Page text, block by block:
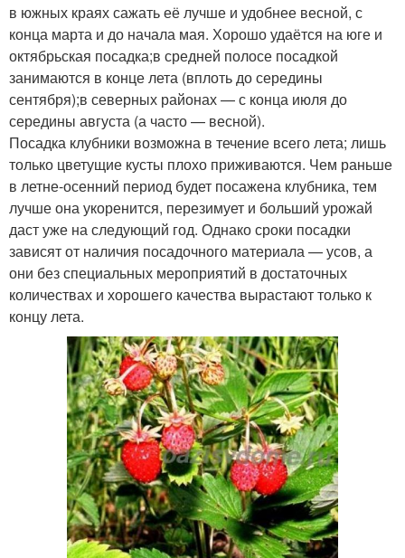
в южных краях сажать её лучше и удобнее весной, с
конца марта и до начала мая. Хорошо удаётся на юге и
октябрьская посадка;в средней полосе посадкой
занимаются в конце лета (вплоть до середины
сентября);в северных районах — с конца июля до
середины августа (а часто — весной).
Посадка клубники возможна в течение всего лета; лишь
только цветущие кусты плохо приживаются. Чем раньше
в летне-осенний период будет посажена клубника, тем
лучше она укоренится, перезимует и больший урожай
даст уже на следующий год. Однако сроки посадки
зависят от наличия посадочного материала — усов, а
они без специальных мероприятий в достаточных
количествах и хорошего качества вырастают только к
концу лета.